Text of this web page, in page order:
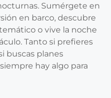
Sumérgete en
en barco, descubre
o vive la noche
Tanto si prefieres
buscas planes
hay algo para